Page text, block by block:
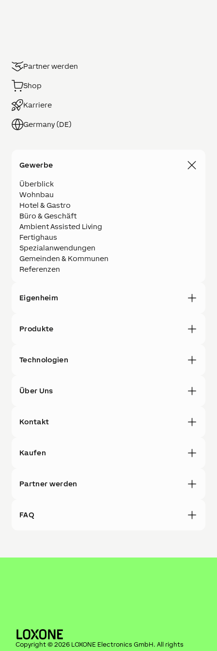
Partner werden
Shop
Karriere
Germany (DE)
Gewerbe
Überblick
Wohnbau
Hotel & Gastro
Büro & Geschäft
Ambient Assisted Living
Fertighaus
Spezialanwendungen
Gemeinden & Kommunen
Referenzen
Eigenheim
Produkte
Technologien
Über Uns
Kontakt
Kaufen
Partner werden
FAQ
Copyright © 2026 LOXONE Electronics GmbH. All rights